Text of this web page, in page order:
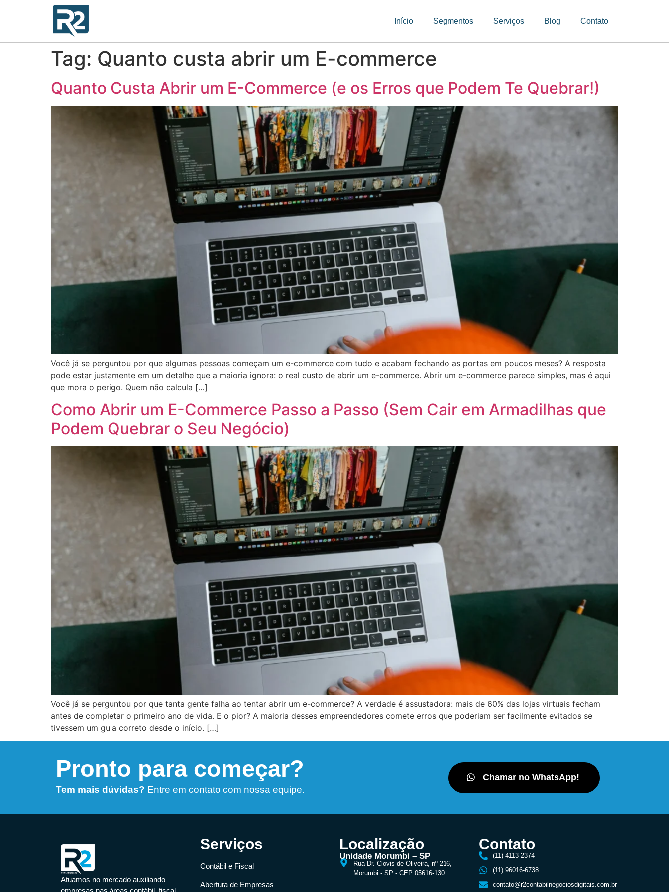
Início Segmentos Serviços Blog Contato
Tag: Quanto custa abrir um E-commerce
Quanto Custa Abrir um E-Commerce (e os Erros que Podem Te Quebrar!)
Você já se perguntou por que algumas pessoas começam um e-commerce com tudo e acabam fechando as portas em poucos meses? A resposta
pode estar justamente em um detalhe que a maioria ignora: o real custo de abrir um e-commerce. Abrir um e-commerce parece simples, mas é aqui
que mora o perigo. Quem não calcula […]
Como Abrir um E-Commerce Passo a Passo (Sem Cair em Armadilhas que
Podem Quebrar o Seu Negócio)
Você já se perguntou por que tanta gente falha ao tentar abrir um e-commerce? A verdade é assustadora: mais de 60% das lojas virtuais fecham
antes de completar o primeiro ano de vida. E o pior? A maioria desses empreendedores comete erros que poderiam ser facilmente evitados se
tivessem um guia correto desde o início. […]
Pronto para começar?
Tem mais dúvidas? Entre em contato com nossa equipe.
Chamar no WhatsApp!
Atuamos no mercado auxiliando
Serviços
Contábil e Fiscal
Abertura de Empresas
Localização
Unidade Morumbi – SP
Rua Dr. Clovis de Oliveira, nº 216,
Morumbi - SP - CEP 05616-130
Contato
(11) 4113-2374
(11) 96016-6738
contato@r2contabilnegociosdigitais.com.br